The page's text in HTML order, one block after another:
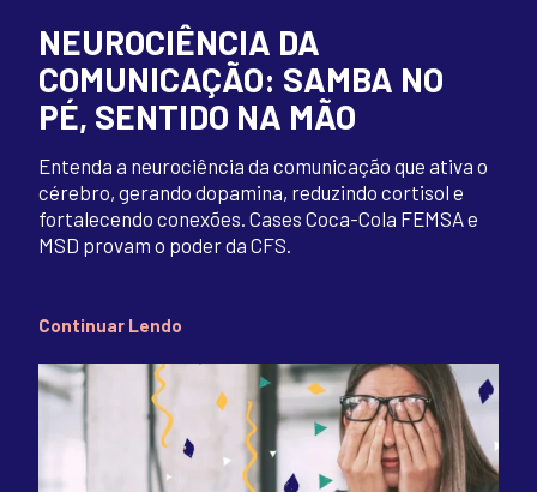
NEUROCIÊNCIA DA
COMUNICAÇÃO: SAMBA NO
PÉ, SENTIDO NA MÃO
Entenda a neurociência da comunicação que ativa o
cérebro, gerando dopamina, reduzindo cortisol e
fortalecendo conexões. Cases Coca-Cola FEMSA e
MSD provam o poder da CFS.
Continuar Lendo